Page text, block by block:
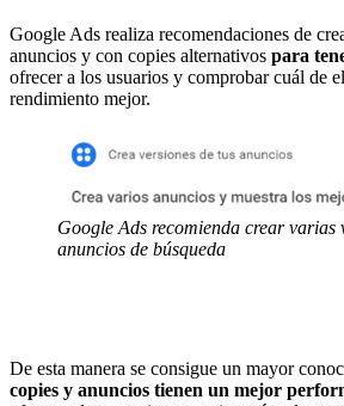
Google Ads realiza recomendaciones de
anuncios y con copies alternativos para
ofrecer a los usuarios y comprobar cuál de
rendimiento mejor.
Google Ads recomienda crear varias
anuncios de búsqueda
De esta manera se consigue un mayor
copies y anuncios tienen un mejor